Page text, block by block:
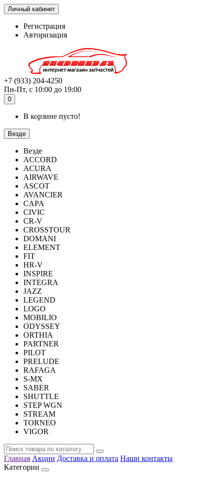
Личный кабинет
Регистрация
Авторизация
+7 (933) 204-4250
Пн-Пт, с 10:00 до 19:00
0
В корзине пусто!
Везде
Везде
ACCORD
ACURA
AIRWAVE
ASCOT
AVANCIER
CAPA
CIVIC
CR-V
CROSSTOUR
DOMANI
ELEMENT
FIT
HR-V
INSPIRE
INTEGRA
JAZZ
LEGEND
LOGO
MOBILIO
ODYSSEY
ORTHIA
PARTNER
PILOT
PRELUDE
RAFAGA
S-MX
SABER
SHUTTLE
STEP WGN
STREAM
TORNEO
VIGOR
Главная Акции Доставка и оплата Наши контакты
Категории